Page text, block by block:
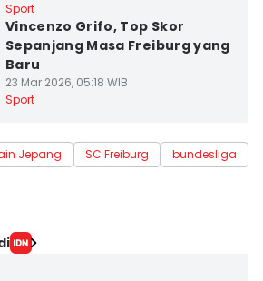
Sport
Vincenzo Grifo, Top Skor
Sepanjang Masa Freiburg yang
Baru
23 Mar 2026, 05:18 WIB
Sport
Jepang SC Freiburg bundesliga